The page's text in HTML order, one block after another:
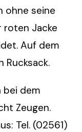
ohne seine
roten Jacke
Auf dem
Rucksack.
bei dem
Zeugen.
Tel. (02561)